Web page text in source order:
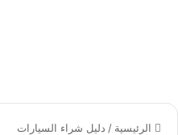
الرئيسية / دليل شراء السيارات